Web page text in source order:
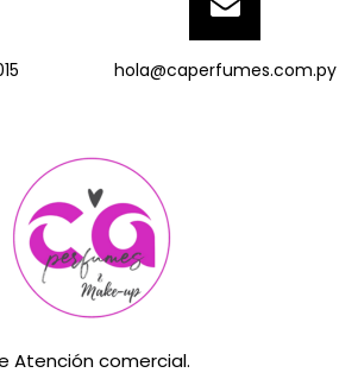
hola@caperfumes.com.py
Atención comercial.